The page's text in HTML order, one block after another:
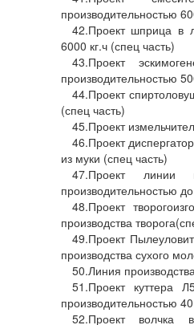
производительностью
42.Проект шприца в
6000 кг.ч (спец часть)
43.Проект
производительностью
44.Проект
(спец часть)
45.Проект
46.Проект
из муки (спец часть)
47.Проект линии
производительностью
48.Проект
производства
49.Проект
производства сухого
50.Линия
51.Проект куттера
производительностью
52.Проект волчка